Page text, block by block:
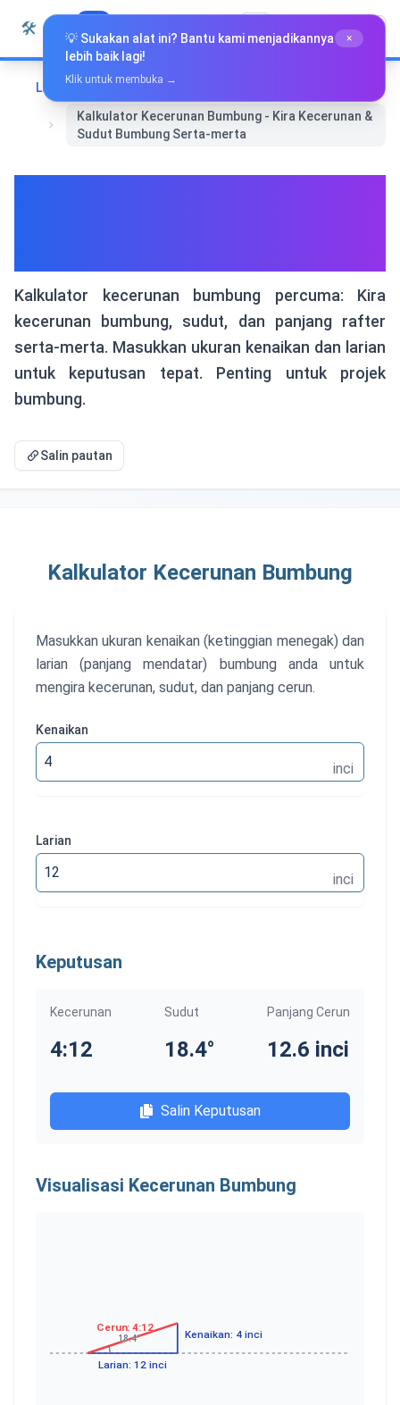
Langkau ke kandungan
🛠️ Whiz Tools Bahasa Melayu
Laman Utama
Alat Lain
Kalkulator Kecerunan Bumbung - Kira Kecerunan &
Sudut Bumbung Serta-merta
Kalkulator kecerunan bumbung percuma: Kira
kecerunan bumbung, sudut, dan panjang rafter
serta-merta. Masukkan ukuran kenaikan dan larian
untuk keputusan tepat. Penting untuk projek
bumbung.
Salin pautan
Kalkulator Kecerunan Bumbung
Masukkan ukuran kenaikan (ketinggian menegak) dan
larian (panjang mendatar) bumbung anda untuk
mengira kecerunan, sudut, dan panjang cerun.
Kenaikan
inci
Larian
Larian
inci
Keputusan
Kecerunan
4:12
Sudut
18.4°
Panjang Cerun
12.6 inci
Salin Keputusan
Visualisasi Kecerunan Bumbung
Larian: 12 inci
Kenaikan: 4 inci
Cerun:4:12
18.4°
💡 Sukakan alat ini? Bantu kami menjadikannya
lebih baik lagi!
×
Klik untuk membuka →